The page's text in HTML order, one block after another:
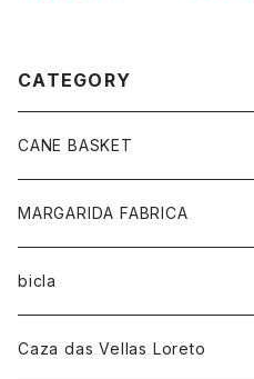
CATEGORY
CANE BASKET
MARGARIDA FABRICA
bicla
Caza das Vellas Loreto